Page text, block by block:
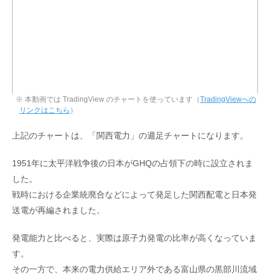
※ 本動画では TradingView のチャートを使っています（TradingViewへの
リンクはこちら ）
上記のチャートは、「関西電力」の週足チャートになります。
1951年に太平洋戦争後の日本がGHQの占領下の時に設立されま
した。
戦時における企業統廃合などによって発足した関西配電と日本発
送電が再編されました。
発電能力と比べると、実際は原子力発電の比率が高くなっていま
す。
その一方で、本来の電力供給エリア外である富山県の黒部川流域